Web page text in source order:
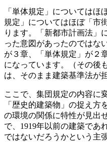
「単体規定」についてはほ
規定」についてはほぼ「市
ります。「新都市計画法」
った意図があったのではな
が３章、「単体規定」が２
になっています。（その後
は、そのまま建築基準法が
ここで、集団規定の内容に
「歴史的建築物」の捉え方
の環境の関係に特性が見出
で、1919年以前の建築であ
ではないだろうかという主